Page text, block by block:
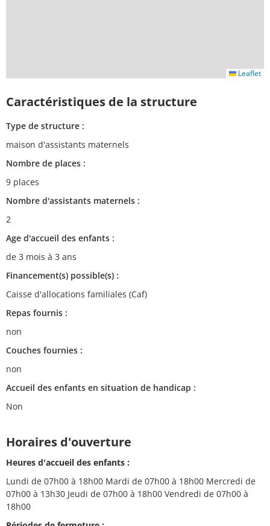
Leaflet
Caractéristiques de la structure
Type de structure :
maison d'assistants maternels
Nombre de places :
9 places
Nombre d'assistants maternels :
2
Age d'accueil des enfants :
de 3 mois à 3 ans
Financement(s) possible(s) :
Caisse d'allocations familiales (Caf)
Repas fournis :
non
Couches fournies :
non
Accueil des enfants en situation de handicap :
Non
Horaires d'ouverture
Heures d'accueil des enfants :
Lundi de 07h00 à 18h00 Mardi de 07h00 à 18h00 Mercredi de
07h00 à 13h30 Jeudi de 07h00 à 18h00 Vendredi de 07h00 à
18h00